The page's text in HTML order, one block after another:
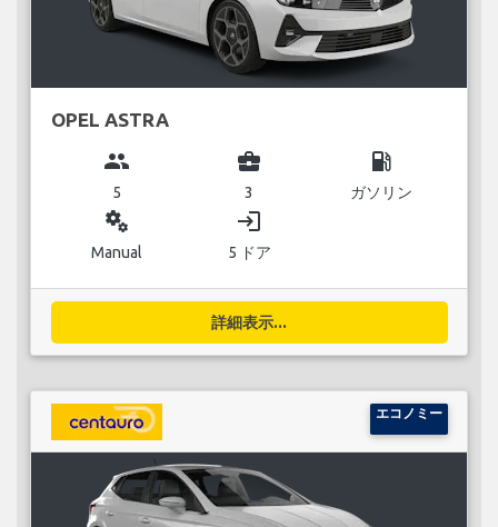
OPEL ASTRA
group
5
business_center
3
local_gas_station
ガソリン
miscellaneous_services
Manual
login
5 ドア
詳細表示...
エコノミー